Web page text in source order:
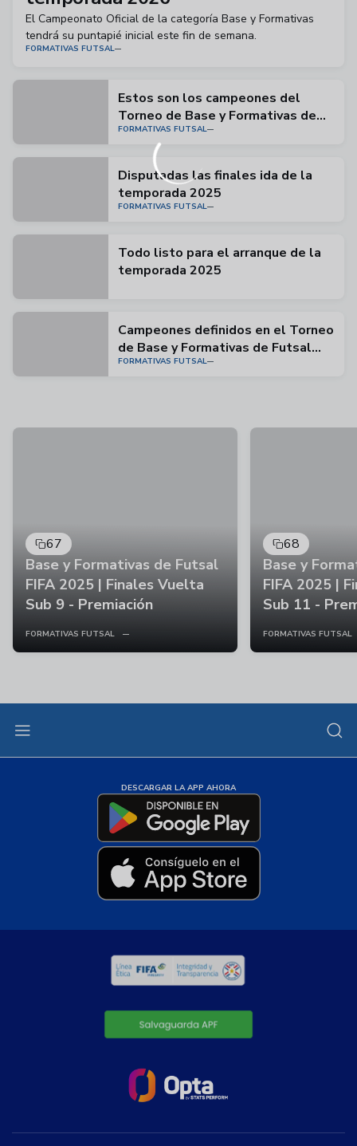
El Campeonato Oficial de la categoría Base y Formativas
tendrá su puntapié inicial este fin de semana.
FORMATIVAS FUTSAL
Estos son los campeones del
Torneo de Base y Formativas de
Futsal FIFA 2025
FORMATIVAS FUTSAL
Disputadas las finales ida de la
temporada 2025
FORMATIVAS FUTSAL
Todo listo para el arranque de la
temporada 2025
Campeones definidos en el Torneo
de Base y Formativas de Futsal
FIFA
FORMATIVAS FUTSAL
67
Base y Formativas de Futsal
FIFA 2025 | Finales Vuelta
Sub 9 - Premiación
FORMATIVAS FUTSAL
68
Base y
FIFA 2025 |
Sub 11 -
FORMATIVAS FUTSAL
DESCARGAR LA APP AHORA